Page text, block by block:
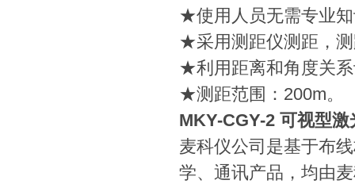
★使用人员无需专业
★采用测距仪测距，
★利用距离和角度关
★测距范围：200m。
MKY-CGY-2 可视型激
麦科仪公司是基于布
学、通讯产品，均由